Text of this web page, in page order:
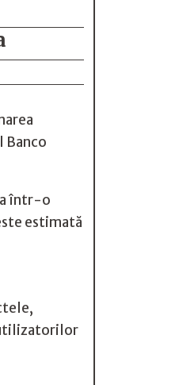
Banco
într-o
estimată
utilizatorilor